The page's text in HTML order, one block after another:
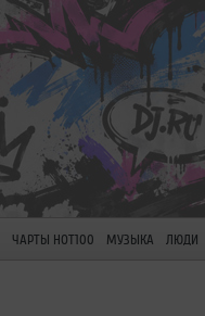
ЧАРТЫ HOT100 МУЗЫКА ЛЮДИ